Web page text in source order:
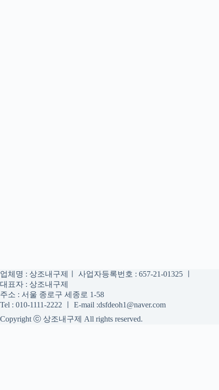
업체명 : 상조내구제ㅣ 사업자등록번호 : 657-21-01325 ㅣ
대표자 : 상조내구제
주소 : 서울 종로구 세종로 1-58
Tel : 010-1111-2222 ㅣ E-mail :dsfdeoh1@naver.com
Copyright ⓒ 상조내구제 All rights reserved.